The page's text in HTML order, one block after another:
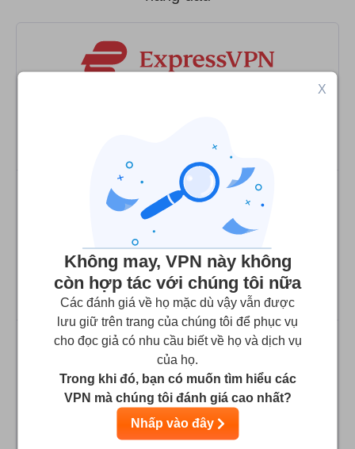
Điểm của chúng tôi: 9.7
Ghé Website
Điểm của chúng tôi: 9.5
X
Không may, VPN này không
còn hợp tác với chúng tôi nữa
Các đánh giá về họ mặc dù vậy vẫn được
lưu giữ trên trang của chúng tôi để phục vụ
cho đọc giả có nhu cầu biết về họ và dịch vụ
của họ.
Trong khi đó, bạn có muốn tìm hiểu các
VPN mà chúng tôi đánh giá cao nhất?
Nhấp vào đây